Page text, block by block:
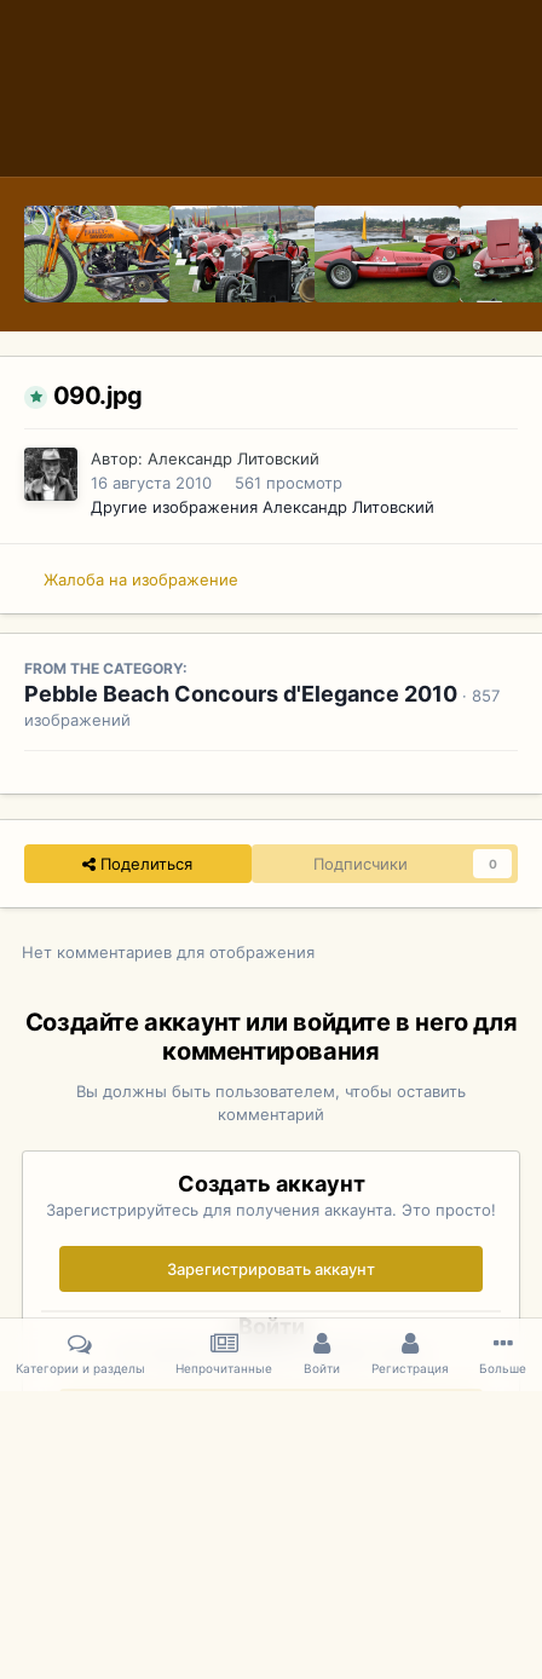
090.jpg
Автор: Александр Литовский
16 августа 2010
561 просмотр
Другие изображения Александр Литовский
Жалоба на изображение
FROM THE CATEGORY:
Pebble Beach Concours d'Elegance 2010 · 857
изображений
Поделиться Подписчики 0
Нет комментариев для отображения
Создайте аккаунт или войдите в него для
комментирования
Вы должны быть пользователем, чтобы оставить
комментарий
Создать аккаунт
Зарегистрируйтесь для получения аккаунта. Это просто!
Зарегистрировать аккаунт
Войти
Уже зарегистрированы? Войдите здесь.
Категории и разделы Непрочитанные Войти Регистрация Больше